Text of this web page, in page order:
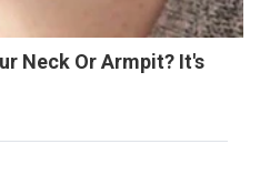
Neck Or Armpit? It's